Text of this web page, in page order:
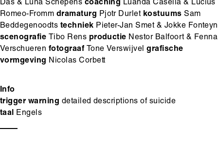
Das & Luna Schepens coaching Luanda Casella & Lucius
Romeo-Fromm dramaturg Pjotr Durlet kostuumsSam
Beddegenoodts techniek Pieter-Jan Smet & Jokke Fonteyn
scenografie Tibo Rens productie Nestor Balfoort & Fenna
Verschueren fotograaf Tone Verswijvelgrafische
vormgeving Nicolas Corbett
Info
trigger warning detailed descriptions of suicide
taal Engels